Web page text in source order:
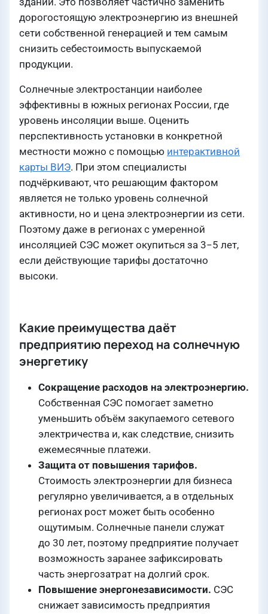
дорогостоящую электроэнергию из внешней
сети собственной генерацией и тем самым
снизить себестоимость выпускаемой
продукции.
Солнечные электростанции наиболее
эффективны в южных регионах России, где
уровень инсоляции выше. Оценить
перспективность установки в конкретной
местности можно с помощью интерактивной
карты ВИЭ. При этом специалисты
подчёркивают, что решающим фактором
является не только уровень солнечной
активности, но и цена электроэнергии из сети.
Поэтому даже в регионах с умеренной
инсоляцией СЭС может окупиться за 3−5 лет,
если действующие тарифы достаточно
высоки.
Какие преимущества даёт
предприятию переход на солнечную
энергетику
Сокращение расходов на электроэнергию.
Собственная СЭС помогает заметно
уменьшить объём закупаемого сетевого
электричества и, как следствие, снизить
ежемесячные платежи.
Защита от повышения тарифов.
Стоимость электроэнергии для бизнеса
регулярно увеличивается, а в отдельных
регионах рост может быть особенно
ощутимым. Солнечные панели служат
до 30 лет, поэтому предприятие получает
возможность заранее зафиксировать
часть энергозатрат на долгий срок.
Повышение энергонезависимости. СЭС
снижает зависимость предприятия